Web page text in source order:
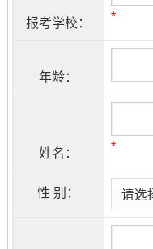
报考学校： *
年龄：
姓名： *
性 别：